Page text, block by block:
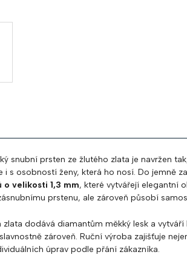
snubní prsten ze žlutého zlata je navržen
i s osobností ženy, která ho nosí. Do jemně
o velikosti 1,3 mm, které vytvářejí elegantní
prstenu, ale zároveň působí
zlata dodává diamantům měkký lesk a
zároveň. Ruční výroba zajišťuje
úprav podle přání zákazníka.